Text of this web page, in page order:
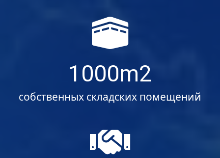
1000
собственных складских помещений